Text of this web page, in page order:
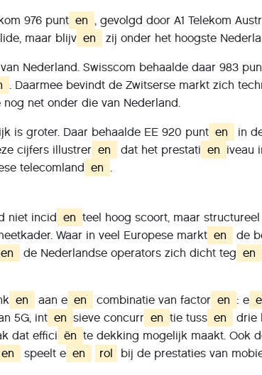
976 punt en , gevolgd door A1 Telekom
maar blijv en zij onder het hoogste
Nederland. Swisscom behaalde daar 983
. Daarmee bevindt de Zwitserse markt zich
net onder die van Nederland.
is groter. Daar behaalde EE 920 punt en in
cijfers illustrer en dat het prestati en iveau
telecomland en .
niet incid en teel hoog scoort, maar
Waar in veel Europese markt en de
en de Nederlandse operators zich dicht teg en
en aan e en combinatie van factor en : e
5G, int en sieve concurr en tie tuss en drie
dat effici ën te dekking mogelijk maakt. Ook
en speelt e en rol bij de prestaties van